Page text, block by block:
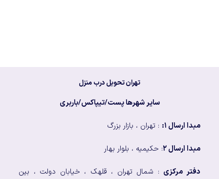
تهران تحویل درب منزل
سایر شهرها پست/تیپاکس/باربری
مبدا ارسال ۱: : تهران ، بازار بزرگ
مبدا ارسال ۲ : حکیمیه ، بلوار بهار
دفتر مرکزی : شمال تهران ، قلهک ، خیابان دولت ، بین